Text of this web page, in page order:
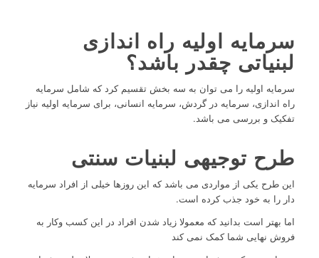
سرمایه اولیه راه اندازی
لبنیاتی چقدر باشد؟
سرمایه اولیه را می توان به سه بخش تقسیم کرد که شامل سرمایه
راه اندازی، سرمایه در گردش، سرمایه انسانی، برای سرمایه اولیه نیاز
تفکیک و بررسی می باشد.
طرح توجیهی لبنیات سنتی
این طرح یکی از مواردی می باشد که این روزها خیلی از افراد سرمایه
دار را به خود جذب کرده است.
اما بهتر است بدانید که معمولا زیاد شدن افراد در این کسب وکار به
فروش نهایی شما کمک نمی کند